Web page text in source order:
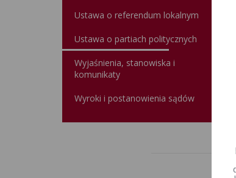
Ustawa o referendum lokalnym
Ustawa o partiach politycznych
Wyjaśnienia, stanowiska i
komunikaty
Wyroki i postanowienia sądów